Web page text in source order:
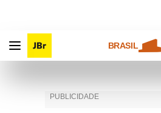
BRASIL